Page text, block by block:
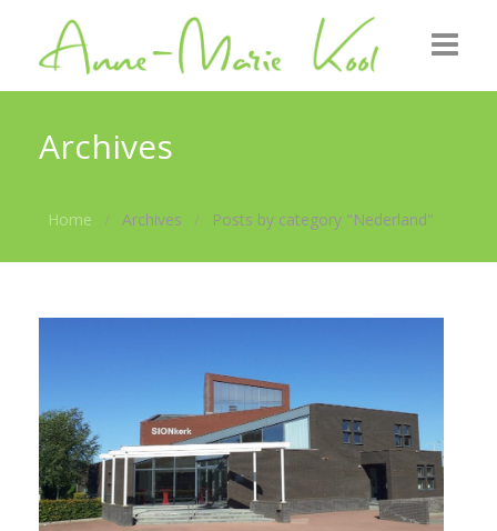
Uitgezonden
Nieuws
Archives
Home Archives Posts by category "Nederland"